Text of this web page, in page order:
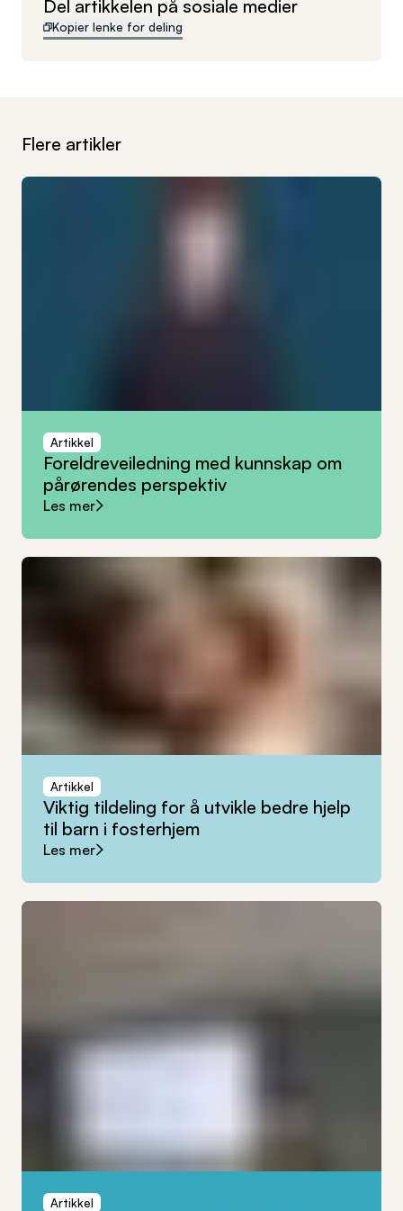
Del artikkelen på sosiale medier
Kopier lenke for deling
Flere artikler
Artikkel
Foreldreveiledning med kunnskap om
pårørendes perspektiv
Les mer
Artikkel
Viktig tildeling for å utvikle bedre hjelp
til barn i fosterhjem
Les mer
Artikkel